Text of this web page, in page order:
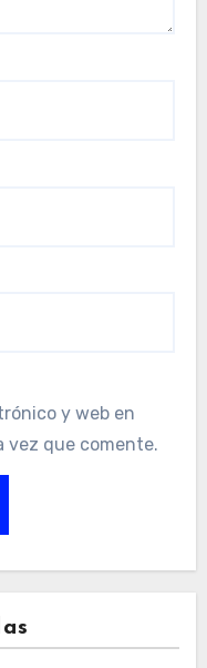
y web en
vez que comente.